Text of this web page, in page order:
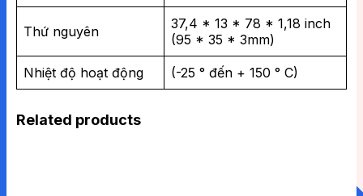
Thứ nguyên
37,4 * 13 * 78 * 1,18 inch
(95 * 35 * 3mm)
Nhiệt độ hoạt động (-25 ° đến + 150 ° C)
Related products